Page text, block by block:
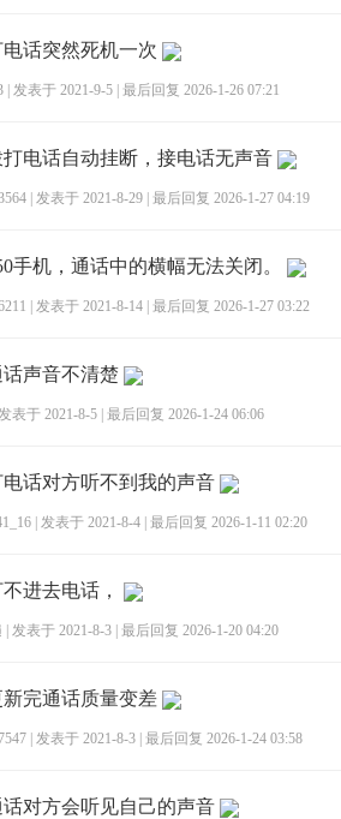
话突然死机一次
发表于 2021-9-5 最后回复 2026-1-26 07:21
电话自动挂断，接电话无声音
发表于 2021-8-29 最后回复 2026-1-27 04:19
手机，通话中的横幅无法关闭。
发表于 2021-8-14 最后回复 2026-1-27 03:22
声音不清楚
表于 2021-8-5 最后回复 2026-1-24 06:06
话对方听不到我的声音
发表于 2021-8-4 最后回复 2026-1-11 02:20
进去电话，
发表于 2021-8-3 最后回复 2026-1-20 04:20
完通话质量变差
发表于 2021-8-3 最后回复 2026-1-24 03:58
对方会听见自己的声音